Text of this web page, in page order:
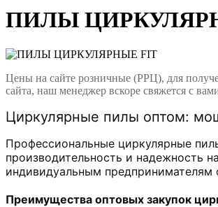
ПИЛЫ
Цены на сайте розничные (РРЦ), для
сайта, наш менеджер вскоре свяжется с
Циркулярные пилы оптом:
Профессиональные циркулярные
производительность и надежность
индивидуальным предпринимателям
Преимущества оптовых закупок